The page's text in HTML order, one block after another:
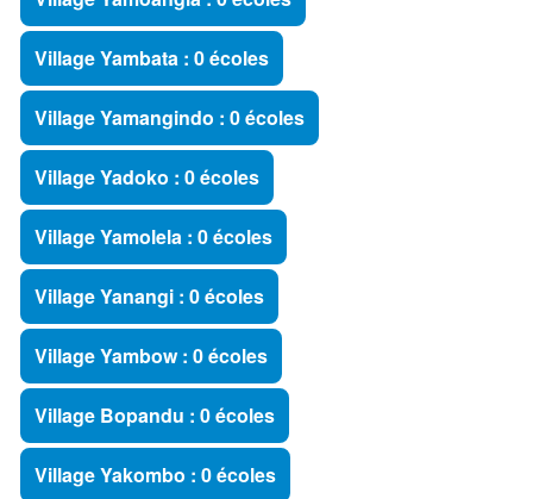
Village Yambata : 0 écoles
Village Yamangindo : 0 écoles
Village Yadoko : 0 écoles
Village Yamolela : 0 écoles
Village Yanangi : 0 écoles
Village Yambow : 0 écoles
Village Bopandu : 0 écoles
Village Yakombo : 0 écoles